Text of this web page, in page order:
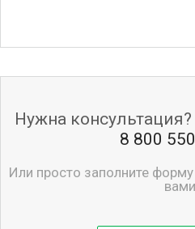
Нужна
8 800
Или просто заполните